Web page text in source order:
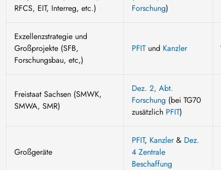
RFCS, EIT, Interreg, etc.)
Forschung)
Exzellenzstrategie und
Großprojekte (SFB,
Forschungsbau, etc,)
PFITund Kanzler
Freistaat Sachsen (SMWK,
SMWA, SMR)
Dez. 2, Abt.
Forschung (bei TG70
zusätzlich PFIT)
Großgeräte
PFIT, Kanzler& Dez.
4 Zentrale
Beschaffung